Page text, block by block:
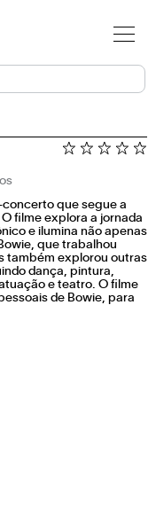
que segue a
filme explora a jornada
e ilumina não apenas
que trabalhou
também explorou outras
dança, pintura,
e teatro. O filme
de Bowie, para